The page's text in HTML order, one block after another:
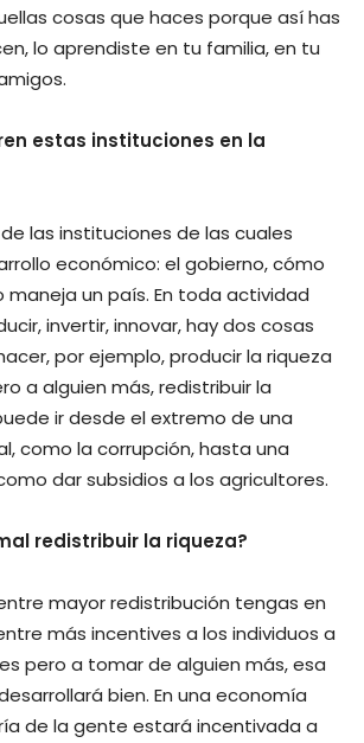
cosas que haces porque así has
lo aprendiste en tu familia, en tu
estas instituciones en la
las instituciones de las cuales
económico: el gobierno, cómo
maneja un país. En toda actividad
invertir, innovar, hay dos cosas
por ejemplo, producir la riqueza
a alguien más, redistribuir la
ir desde el extremo de una
como la corrupción, hasta una
dar subsidios a los agricultores.
redistribuir la riqueza?
mayor redistribución tengas en
más incentives a los individuos a
pero a tomar de alguien más, esa
bien. En una economía
de la gente estará incentivada a